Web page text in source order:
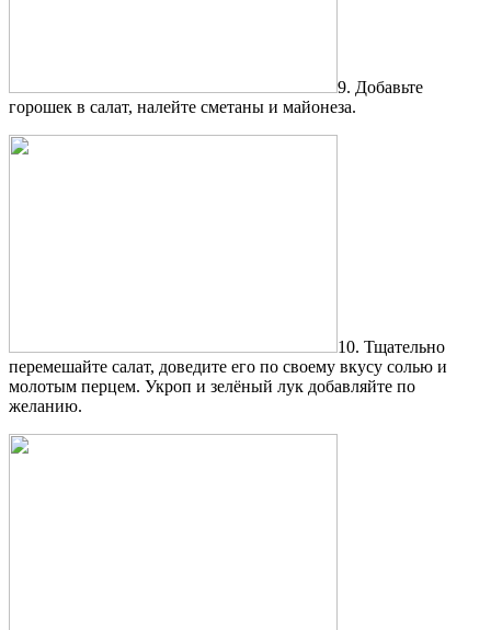
9. Добавьте
горошек в салат, налейте сметаны и майонеза.
10. Тщательно
перемешайте салат, доведите его по своему вкусу солью и
молотым перцем. Укроп и зелёный лук добавляйте по
желанию.